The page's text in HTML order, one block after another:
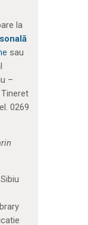
la
sau
–
0269